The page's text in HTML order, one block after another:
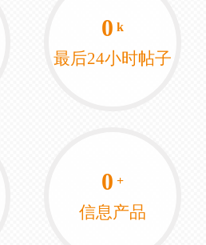
0 k
最后24小时帖子
0 +
信息产品